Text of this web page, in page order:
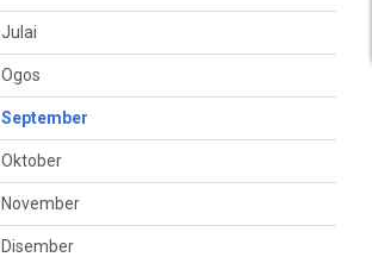
Julai
Ogos
September
Oktober
November
Disember